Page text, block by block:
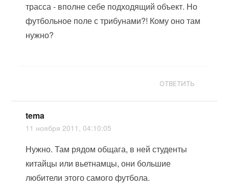
трасса - вполне себе подходящий объект. Но
футбольное поле с трибунами?! Кому оно там
нужно?
ОТВЕТИТЬ
tema
11 ноября 2011, 04:10:05
Нужно. Там рядом общага, в ней студенты
китайцы или вьетнамцы, они большие
любители этого самого футбола.